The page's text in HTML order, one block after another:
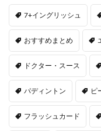
7+イングリッシュ
おすすめまとめ
ドクター・スース
パディントン ピ
フラッシュカード